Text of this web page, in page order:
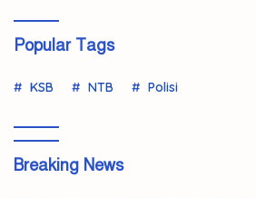
Popular Tags
KSB NTB Polisi
Breaking News